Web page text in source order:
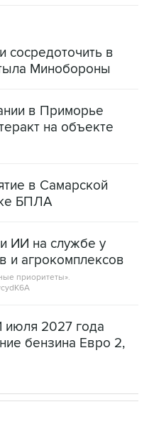
сосредоточить в
Минобороны
в Приморье
на объекте
в Самарской
БПЛА
ИИ на службе у
и агрокомплексов
приоритеты».
июля 2027 года
бензина Евро 2,